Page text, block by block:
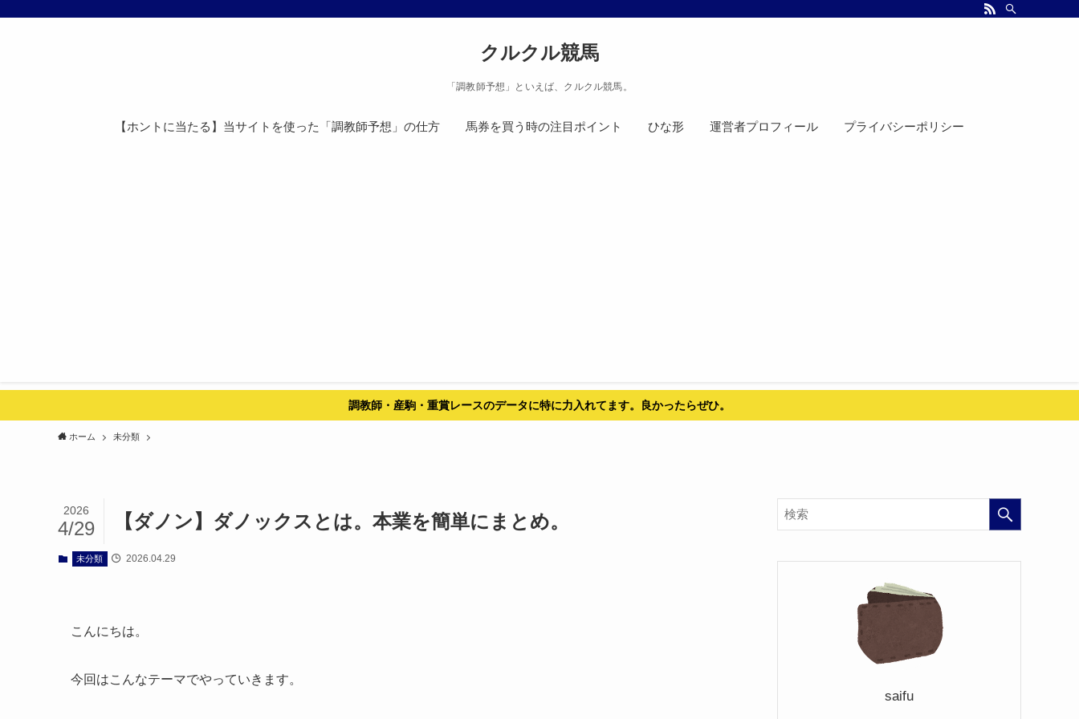
クルクル競馬
「調教師予想」といえば、クルクル競馬。
【ホントに当たる】当サイトを使った「調教師予想」の仕方 馬券を買う時の注目ポイント ひな形 運営者プロフィール プライバシーポリシー
調教師・産駒・重賞レースのデータに特に力入れてます。良かったらぜひ。
ホーム 未分類
【ダノン】ダノックスとは。本業を簡単にまとめ。
2026
4/29
未分類 2026.04.29
こんにちは。
今回はこんなテーマでやっていきます。
saifu